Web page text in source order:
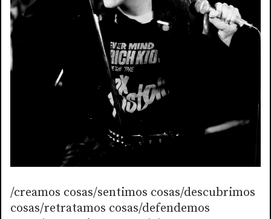
/creamos cosas/sentimos cosas/descubrimos
cosas/retratamos cosas/defendemos